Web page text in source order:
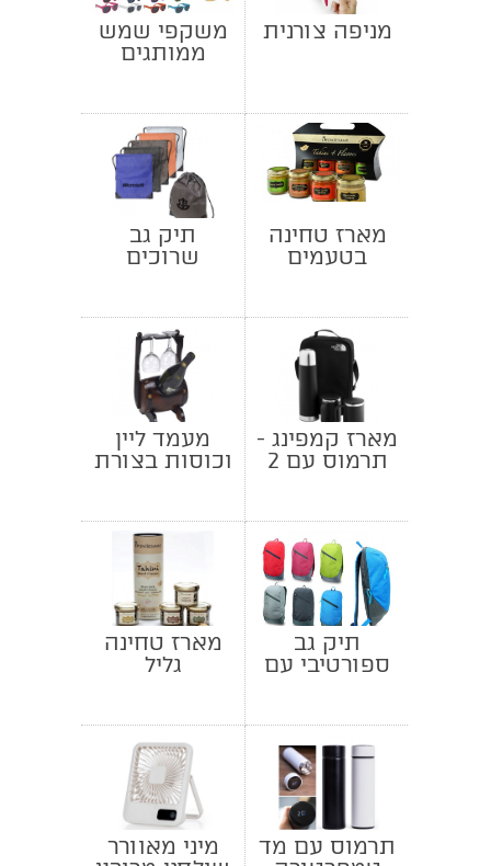
מניפה צורנית
משקפי שמש
ממותגים
מארז טחינה
בטעמים
תיק גב
שרוכים
מארז קמפינג -
תרמוס עם 2
מעמד ליין
וכוסות בצורת
תיק גב
ספורטיבי עם
מארז טחינה
גליל
תרמוס עם מד
מיני מאוורר